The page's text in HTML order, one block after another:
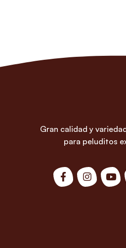
Gran calidad y
para peluditos